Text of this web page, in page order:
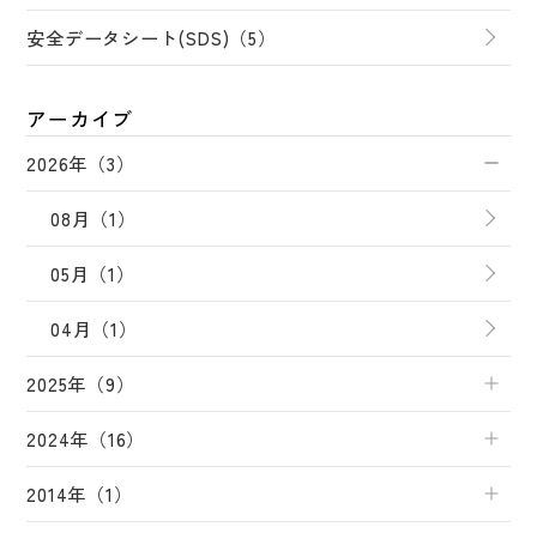
安全データシート(SDS)（5）
アーカイブ
2026年（3）
08月（1）
05月（1）
04月（1）
2025年（9）
2024年（16）
2014年（1）